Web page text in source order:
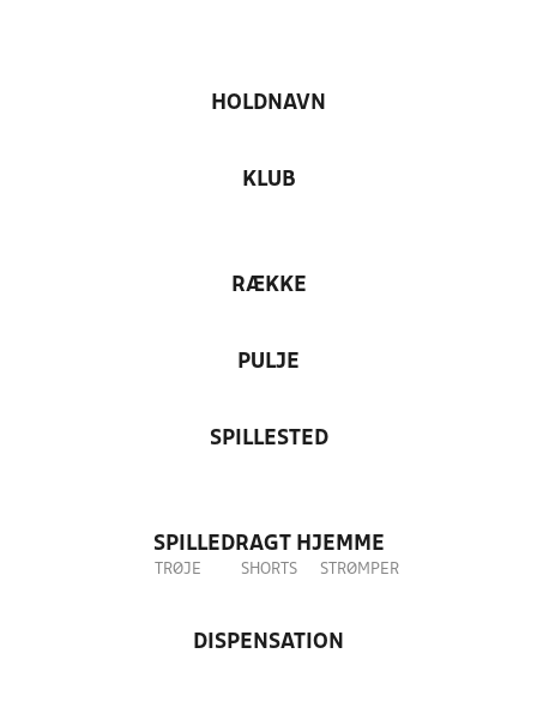
HOLDNAVN
KLUB
RÆKKE
PULJE
SPILLESTED
SPILLEDRAGT HJEMME
TRØJE SHORTS STRØMPER
DISPENSATION